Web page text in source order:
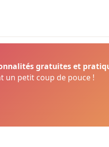
gratuites et
un petit coup de pouce !